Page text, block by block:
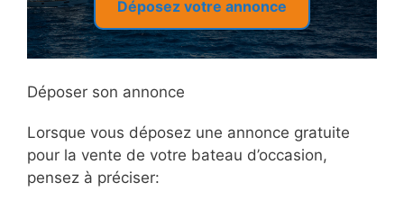
Déposez votre annonce
Déposer son annonce
Lorsque vous déposez une annonce gratuite
pour la vente de votre bateau d’occasion,
pensez à préciser: